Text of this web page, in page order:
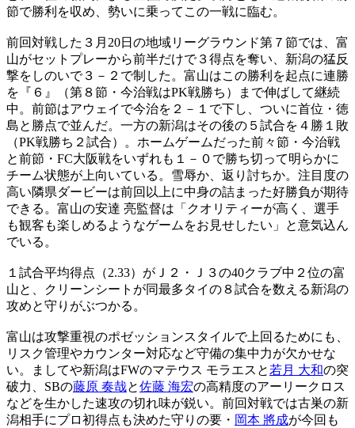
節で勝利を収め、勢いに乗ってこの一戦に臨む。
前回対戦した３月20日の地域リーグラウンド第７節では、富
山がセットプレーから前半だけで３得点を奪い、新潟の猛反
撃をしのいで３－２で制した。富山はこの勝利を起点に連勝
を『６』（第８節・今治戦はPK戦勝ち）まで伸ばして継続
中。前節はアウェイで今治を２－１で下し、ついに首位・徳
島と勝点で並んだ。一方の新潟はその後の５試合を４勝１敗
（PK戦勝ち２試合）。ホームゲームだった前々節・今治戦
と前節・FC大阪戦をいずれも１－０で勝ち切って明らかに
チーム状態が上向いている。雪辱か、返り討ちか。注目度の
高い隣県ダービーは前回以上に中身の詰まった好勝負が期待
できる。富山の安達 亮監督は「クオリティーが高く、選手
も観客も楽しめるようなゲームをお見せしたい」と意気込ん
でいる。
１試合平均得点（2.33）がＪ２・Ｊ３の40クラブ中２位の富
山と、クリーンシートが同最多タイの８試合を数える新潟の
攻めと守りがぶつかる。
富山は攻撃重視のポゼッションスタイルで上回るためにも、
リスク管理やカウンター対応など守備の集中力が欠かせな
い。ましてや新潟はFWのマテウス モラエスと 若月 大和の突
破力、SBの藤原 奏哉と佐藤 海宏の高精度のアーリークロス
などを生かした速攻の切れ味が鋭い。前回対戦では古巣の新
潟相手にプロ初得点も決めた守りの要・ 岡本 將成が今回も